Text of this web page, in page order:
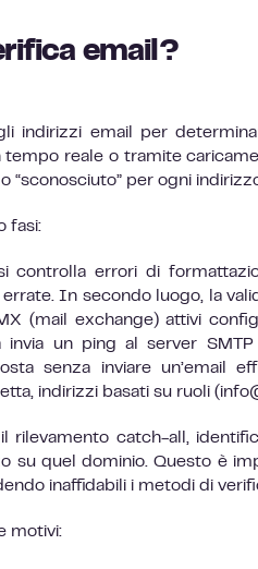
email?
indirizzi email per
tempo reale o tramite
o “sconosciuto” per ogni
fasi:
controlla errori di
In secondo luogo, la
(mail exchange) attivi
invia un ping al server
senza inviare un’email
indirizzi basati su ruoli
rilevamento catch-all,
su quel dominio. Questo è
inaffidabili i metodi di
motivi: